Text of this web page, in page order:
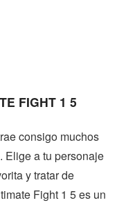
FIGHT 1 5
consigo muchos
Elige a tu personaje
y tratar de
Fight 1 5 es un